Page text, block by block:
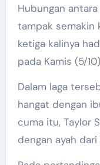
Hubungan
tampak semakin
ketiga kalinya
pada Kamis (5/
Dalam laga
hangat dengan
cuma itu, Taylor
dengan ayah dari